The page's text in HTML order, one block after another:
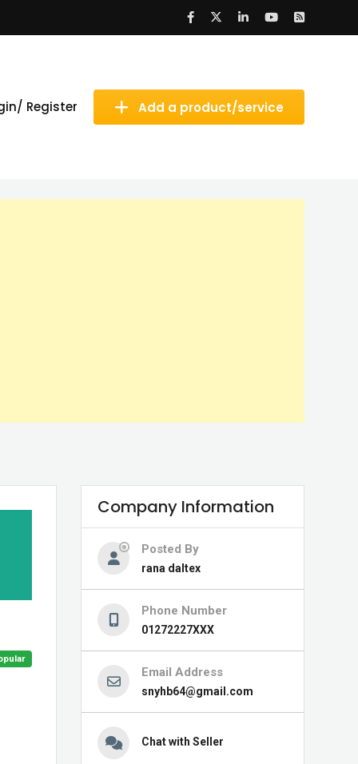
Add a product/service
Register
Company Information
Posted By
rana daltex
Phone Number
01272227XXX
Email Address
snyhb64@gmail.com
Chat with Seller